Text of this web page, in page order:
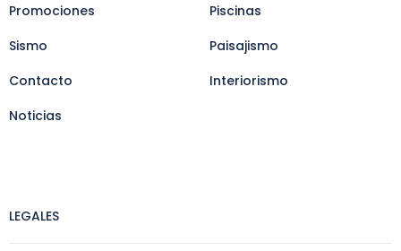
Promociones
Sismo
Contacto
Noticias
Piscinas
Paisajismo
Interiorismo
LEGALES